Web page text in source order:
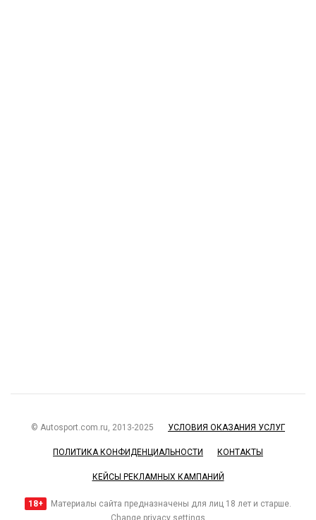
© Autosport.com.ru, 2013-2025 УСЛОВИЯ ОКАЗАНИЯ УСЛУГ
ПОЛИТИКА КОНФИДЕНЦИАЛЬНОСТИ КОНТАКТЫ
КЕЙСЫ РЕКЛАМНЫХ КАМПАНИЙ
18+
Материалы сайта предназначены для лиц 18 лет и старше.
Change privacy settings